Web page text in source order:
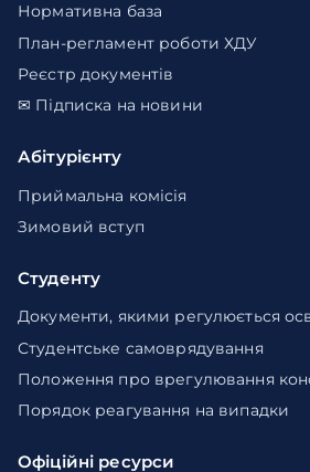
Нормативна база
План-регламент роботи ХДУ
Реєстр документів
✉ Підписка на новини
Абітурієнту
Приймальна комісія
Зимовий вступ
Студенту
Документи, якими регулюється
Студентське самоврядування
Положення про врегулювання
Порядок реагування на випадки
Офіційні ресурси